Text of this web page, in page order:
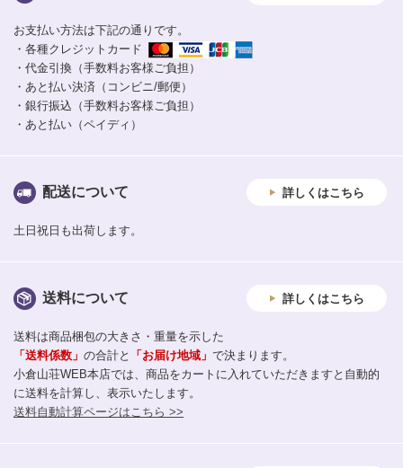
お支払い方法は下記の通りです。
・各種クレジットカード
・代金引換（手数料お客様ご負担）
・あと払い決済（コンビニ/郵便）
・銀行振込（手数料お客様ご負担）
・あと払い（ペイディ）
配送について 詳しくはこちら
土日祝日も出荷します。
送料について 詳しくはこちら
送料は商品梱包の大きさ・重量を示した
「送料係数」 の合計と 「お届け地域」 で決まります。
小倉山荘WEB本店では、商品をカートに入れていただきますと自動的
に送料を計算し、表示いたします。
送料自動計算ページはこちら >>